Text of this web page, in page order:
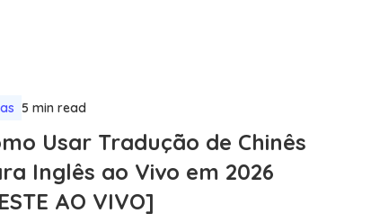
5 min read
Usar Tradução de Chinês
Inglês ao Vivo em 2026
AO VIVO]